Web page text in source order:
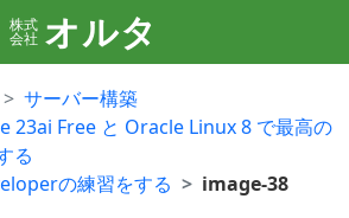
株式
会社 オルタ
サーバー構築
23ai Free と Oracle Linux 8 で最高の
る
の練習をする
image-38